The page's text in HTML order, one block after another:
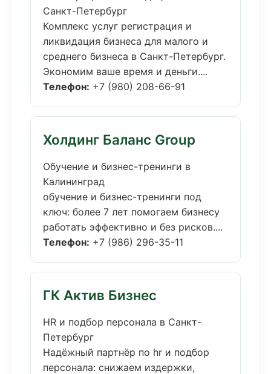
Санкт-Петербург
Комплекс услуг регистрация и
ликвидация бизнеса для малого и
среднего бизнеса в Санкт-Петербург.
Экономим ваше время и деньги....
Телефон: +7 (980) 208-66-91
Холдинг Баланс Group
Обучение и бизнес-тренинги в
Калининград
обучение и бизнес-тренинги под
ключ: более 7 лет помогаем бизнесу
работать эффективно и без рисков....
Телефон: +7 (986) 296-35-11
ГК Актив Бизнес
HR и подбор персонала в Санкт-
Петербург
Надёжный партнёр по hr и подбор
персонала: снижаем издержки,